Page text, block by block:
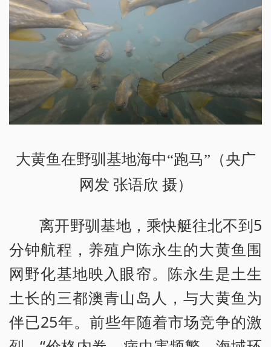
大黄鱼在野驯基地海中“跑马”（央广
网发 张语欣 摄）
离开野驯基地，乘快艇往北不到5
分钟航程，养殖户陈永生的大黄鱼围
网野化基地映入眼帘。陈永生是土生
土长的三都澳青山岛人，与大黄鱼为
伴已25年。前些年随着市场竞争的激